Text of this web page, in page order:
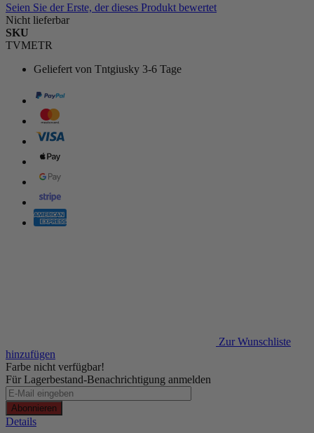
Seien Sie der Erste, der dieses Produkt bewertet
Nicht lieferbar
SKU
TVMETR
Geliefert von Tntgiusky 3-6 Tage
Zur Wunschliste
hinzufügen
Farbe nicht verfügbar!
Für Lagerbestand-Benachrichtigung anmelden
Abonnieren
Details